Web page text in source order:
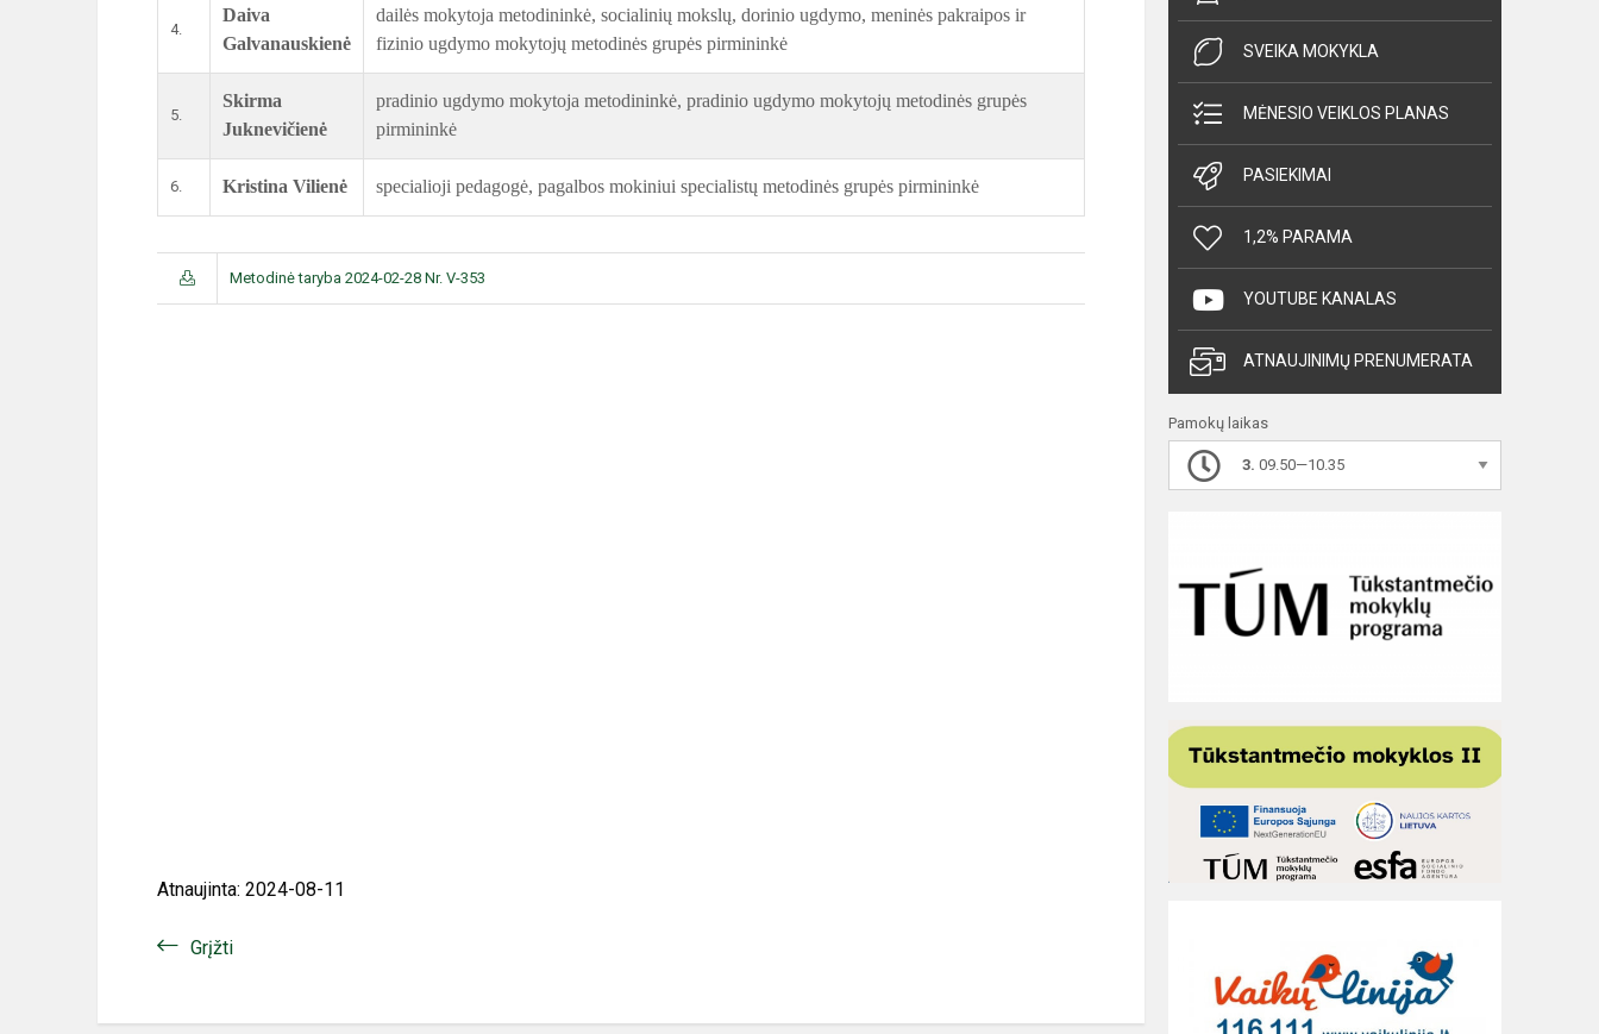
4.
Daiva
Galvanauskienė
dailės mokytoja metodininkė, socialinių mokslų, dorinio ugdymo, meninės pakraipos ir
fizinio ugdymo mokytojų metodinės grupės pirmininkė
5.
Skirma
Juknevičienė
pradinio ugdymo mokytoja metodininkė, pradinio ugdymo mokytojų metodinės grupės
pirmininkė
6. Kristina Vilienė specialioji pedagogė, pagalbos mokiniui specialistų metodinės grupės pirmininkė
Metodinė taryba 2024-02-28 Nr. V-353
Atnaujinta: 2024-08-11
Grįžti
SVEIKA MOKYKLA
MĖNESIO VEIKLOS PLANAS
PASIEKIMAI
1,2% PARAMA
YOUTUBE KANALAS
ATNAUJINIMŲ PRENUMERATA
Pamokų laikas
3. 09.50—10.35